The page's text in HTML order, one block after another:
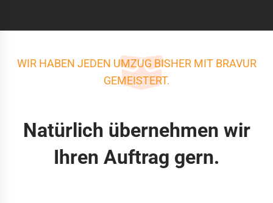
WIR HABEN JEDEN UMZUG BISHER MIT BRAVUR
GEMEISTERT.
Natürlich übernehmen wir
Ihren Auftrag gern.